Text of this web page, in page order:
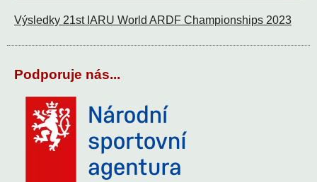
Výsledky 21st IARU World ARDF Championships 2023
Podporuje nás...